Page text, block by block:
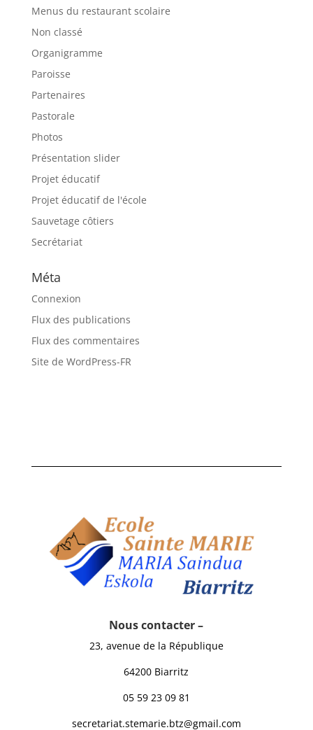
Menus du restaurant scolaire
Non classé
Organigramme
Paroisse
Partenaires
Pastorale
Photos
Présentation slider
Projet éducatif
Projet éducatif de l'école
Sauvetage côtiers
Secrétariat
Méta
Connexion
Flux des publications
Flux des commentaires
Site de WordPress-FR
Nous contacter –
23, avenue de la République
64200 Biarritz
05 59 23 09 81
secretariat.stemarie.btz@gmail.com